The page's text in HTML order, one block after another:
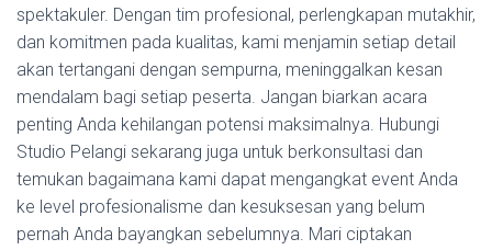
spektakuler. Dengan tim profesional, perlengkapan mutakhir,
dan komitmen pada kualitas, kami menjamin setiap detail
akan tertangani dengan sempurna, meninggalkan kesan
mendalam bagi setiap peserta. Jangan biarkan acara
penting Anda kehilangan potensi maksimalnya. Hubungi
Studio Pelangi sekarang juga untuk berkonsultasi dan
temukan bagaimana kami dapat mengangkat event Anda
ke level profesionalisme dan kesuksesan yang belum
pernah Anda bayangkan sebelumnya. Mari ciptakan